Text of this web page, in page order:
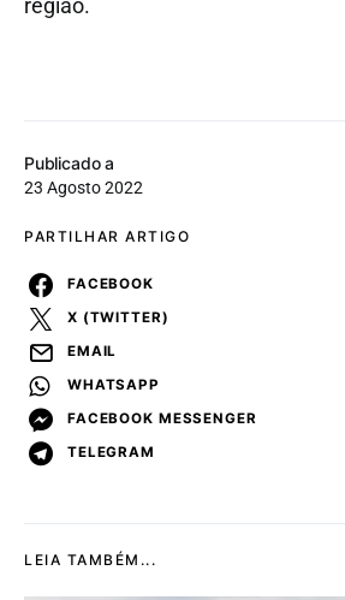
Publicado a
23 Agosto 2022
PARTILHAR ARTIGO
FACEBOOK
X (TWITTER)
EMAIL
WHATSAPP
FACEBOOK MESSENGER
TELEGRAM
LEIA TAMBÉM...